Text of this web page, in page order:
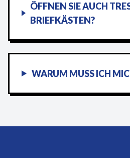
ÖFFNEN SIE AUCH
BRIEFKÄSTEN?
WARUM MUSS ICH